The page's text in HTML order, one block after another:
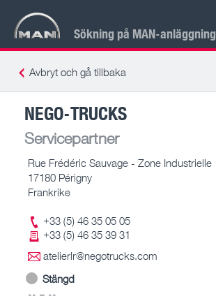
Sökning på MAN-anläggning
Avbryt och gå tillbaka
NEGO-TRUCKS
Servicepartner
Rue Frédéric Sauvage - Zone Industrielle
17180 Périgny
Frankrike
+33 (5) 46 35 05 05
+33 (5) 46 35 39 31
atelierlr@negotrucks.com
Stängd
-- – --